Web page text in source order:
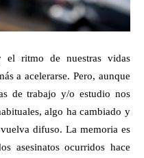
el ritmo de nuestras vidas
a acelerarse. Pero, aunque
de trabajo y/o estudio nos
algo ha cambiado y
difuso. La memoria es
asesinatos ocurridos hace